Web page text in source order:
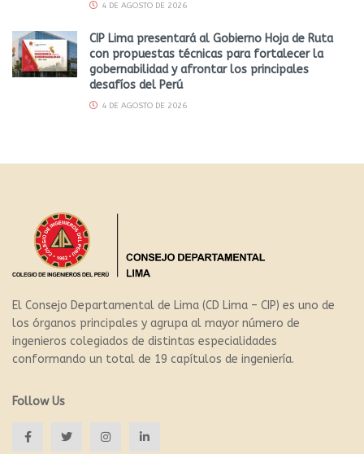
4 DE AGOSTO DE 2026
CIP Lima presentará al Gobierno Hoja de Ruta
con propuestas técnicas para fortalecer la
gobernabilidad y afrontar los principales
desafíos del Perú
4 DE AGOSTO DE 2026
El Consejo Departamental de Lima (CD Lima – CIP) es uno de
los órganos principales y agrupa al mayor número de
ingenieros colegiados de distintas especialidades
conformando un total de 19 capítulos de ingeniería.
Follow Us